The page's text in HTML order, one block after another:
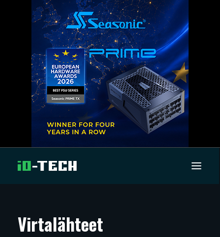
ARTIKKELIT
Virtalähteet